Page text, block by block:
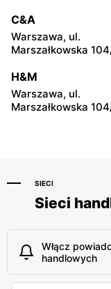
Hyżne, ul. Hyżne 100
moje sklepy
C&A
Warszawa, ul.
Marszałkowska
H&M
Warszawa, ul.
Marszałkowska
SIECI
Sieci
Włącz
handlowych